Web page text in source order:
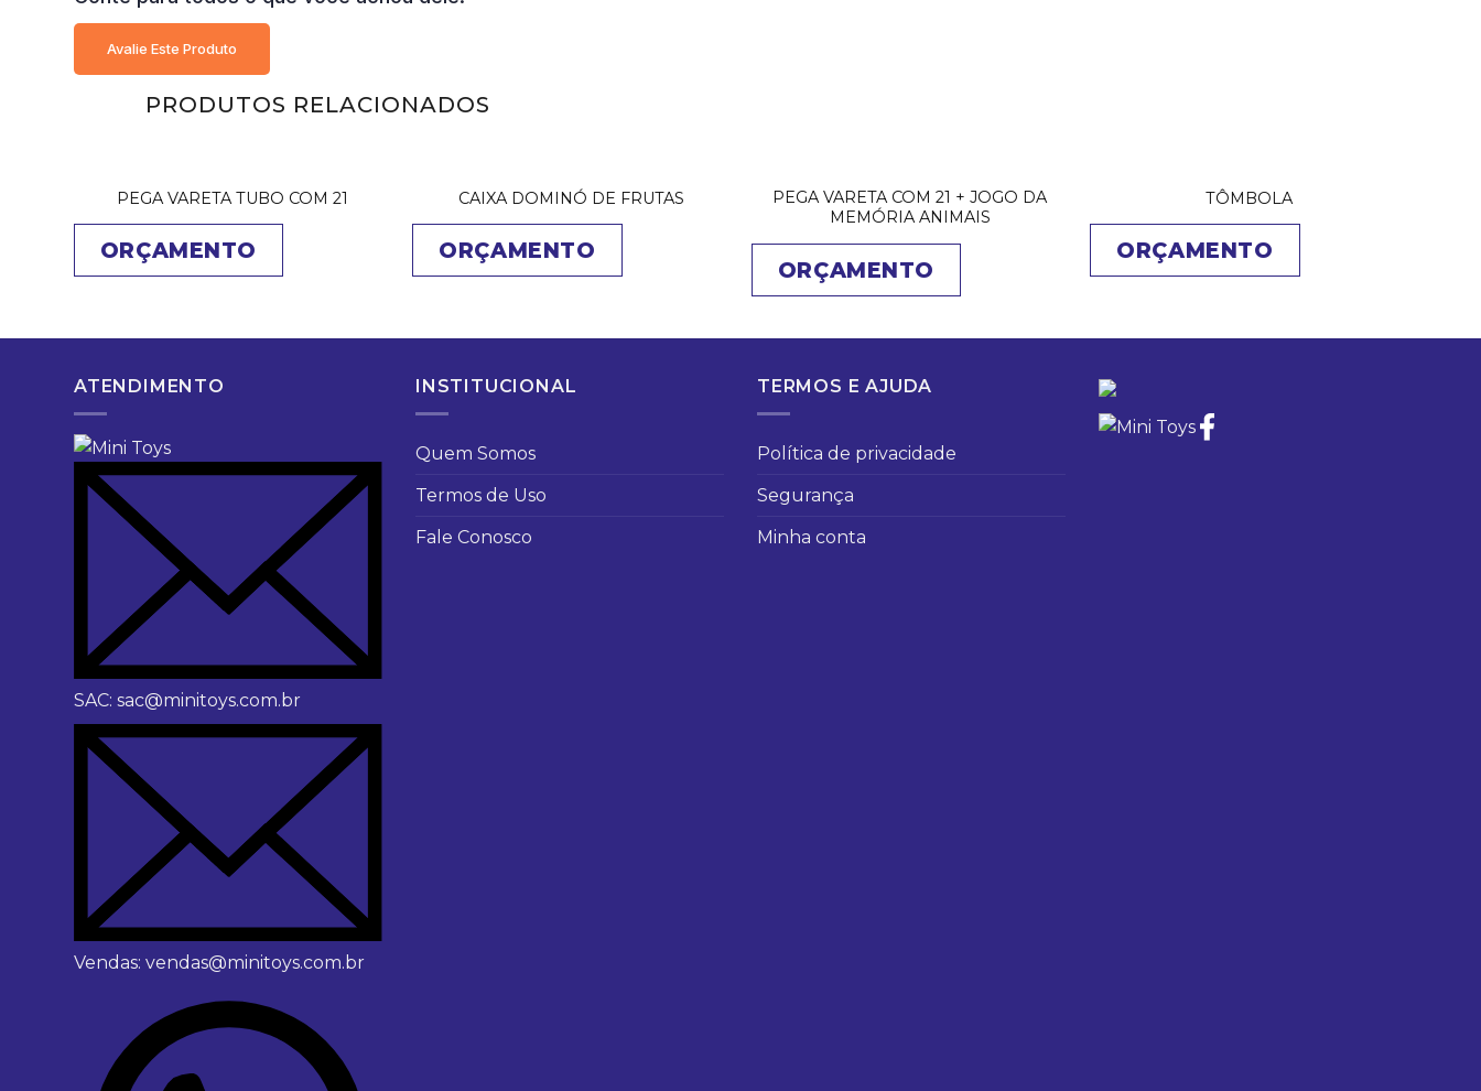
Avalie Este Produto
PRODUTOS RELACIONADOS
PEGA VARETA TUBO COM 21
ORÇAMENTO
CAIXA DOMINÓ DE FRUTAS
ORÇAMENTO
PEGA VARETA COM 21 + JOGO DA
MEMÓRIA ANIMAIS
ORÇAMENTO
TÔMBOLA
ORÇAMENTO
ATENDIMENTO
SAC: sac@minitoys.com.br
Vendas: vendas@minitoys.com.br
INSTITUCIONAL
Quem Somos
Termos de Uso
Fale Conosco
TERMOS E AJUDA
Política de privacidade
Segurança
Minha conta